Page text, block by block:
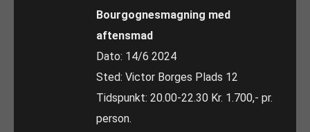
Bourgognesmagning med
aftensmad
Dato: 14/6 2024
Sted: Victor Borges Plads 12
Tidspunkt: 20.00-22.30 Kr. 1.700,- pr.
person.